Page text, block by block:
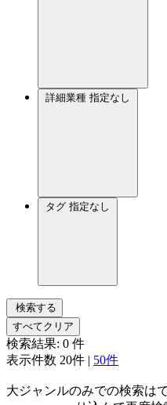
詳細業種 指定なし
タグ 指定なし
検索する
すべてクリア
検索結果: 0 件
表示件数 20件 | 50件
大ジャンルのみでの検索は